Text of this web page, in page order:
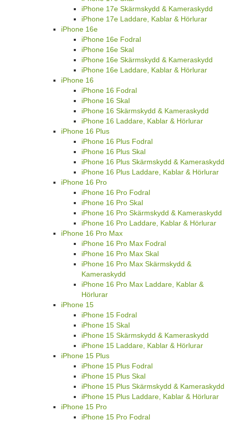
iPhone 17e Skärmskydd & Kameraskydd
iPhone 17e Laddare, Kablar & Hörlurar
iPhone 16e
iPhone 16e Fodral
iPhone 16e Skal
iPhone 16e Skärmskydd & Kameraskydd
iPhone 16e Laddare, Kablar & Hörlurar
iPhone 16
iPhone 16 Fodral
iPhone 16 Skal
iPhone 16 Skärmskydd & Kameraskydd
iPhone 16 Laddare, Kablar & Hörlurar
iPhone 16 Plus
iPhone 16 Plus Fodral
iPhone 16 Plus Skal
iPhone 16 Plus Skärmskydd & Kameraskydd
iPhone 16 Plus Laddare, Kablar & Hörlurar
iPhone 16 Pro
iPhone 16 Pro Fodral
iPhone 16 Pro Skal
iPhone 16 Pro Skärmskydd & Kameraskydd
iPhone 16 Pro Laddare, Kablar & Hörlurar
iPhone 16 Pro Max
iPhone 16 Pro Max Fodral
iPhone 16 Pro Max Skal
iPhone 16 Pro Max Skärmskydd &
Kameraskydd
iPhone 16 Pro Max Laddare, Kablar &
Hörlurar
iPhone 15
iPhone 15 Fodral
iPhone 15 Skal
iPhone 15 Skärmskydd & Kameraskydd
iPhone 15 Laddare, Kablar & Hörlurar
iPhone 15 Plus
iPhone 15 Plus Fodral
iPhone 15 Plus Skal
iPhone 15 Plus Skärmskydd & Kameraskydd
iPhone 15 Plus Laddare, Kablar & Hörlurar
iPhone 15 Pro
iPhone 15 Pro Fodral